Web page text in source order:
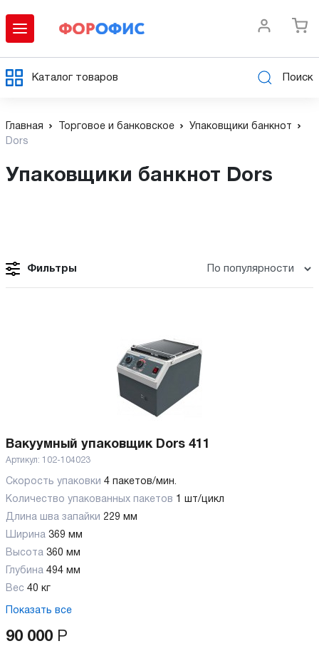
Каталог товаров Поиск
Главная Торговое и банковское
Упаковщики банкнот
Dors
Упаковщики банкнот Dors
Фильтры
Вакуумный упаковщик Dors 411
Артикул: 102-104023
Скорость упаковки 4 пакетов/мин.
Количество упакованных пакетов 1 шт/цикл
Длина шва запайки 229 мм
Ширина 369 мм
Высота 360 мм
Глубина 494 мм
Вес 40 кг
Показать все
90 000 Р